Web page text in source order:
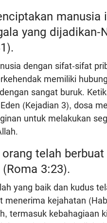
yang dijadikan-
dengan sifat-sifat
memiliki
sangat buruk.
(Kejadian 3), dosa
untuk melakukan
orang telah
3:23).
yang baik dan kudus
menerima kejahatan
termasuk kebahagiaan